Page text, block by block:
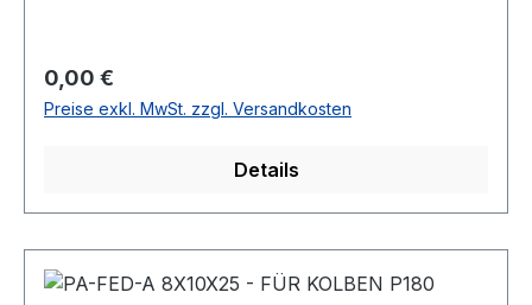
Regulärer Preis:
0,00 €
Preise exkl. MwSt. zzgl. Versandkosten
Details